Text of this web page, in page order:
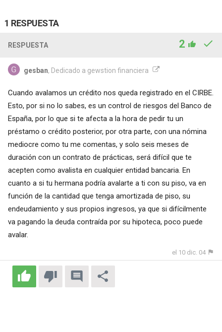
1 RESPUESTA
RESPUESTA 2
gesban, Dedicado a gewstion financiera
Cuando avalamos un crédito nos queda registrado en el CIRBE.
Esto, por si no lo sabes, es un control de riesgos del Banco de
España, por lo que si te afecta a la hora de pedir tu un
préstamo o crédito posterior, por otra parte, con una nómina
mediocre como tu me comentas, y solo seis meses de
duración con un contrato de prácticas, será difícil que te
acepten como avalista en cualquier entidad bancaria. En
cuanto a si tu hermana podría avalarte a ti con su piso, va en
función de la cantidad que tenga amortizada de piso, su
endeudamiento y sus propios ingresos, ya que si difícilmente
va pagando la deuda contraída por su hipoteca, poco puede
avalar.
el 10 dic. 04